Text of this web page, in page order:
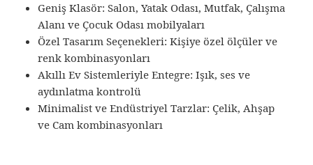
Geniş Klasör: Salon, Yatak Odası, Mutfak, Çalışma
Alanı ve Çocuk Odası mobilyaları
Özel Tasarım Seçenekleri: Kişiye özel ölçüler ve
renk kombinasyonları
Akıllı Ev Sistemleriyle Entegre: Işık, ses ve
aydınlatma kontrolü
Minimalist ve Endüstriyel Tarzlar: Çelik, Ahşap
ve Cam kombinasyonları